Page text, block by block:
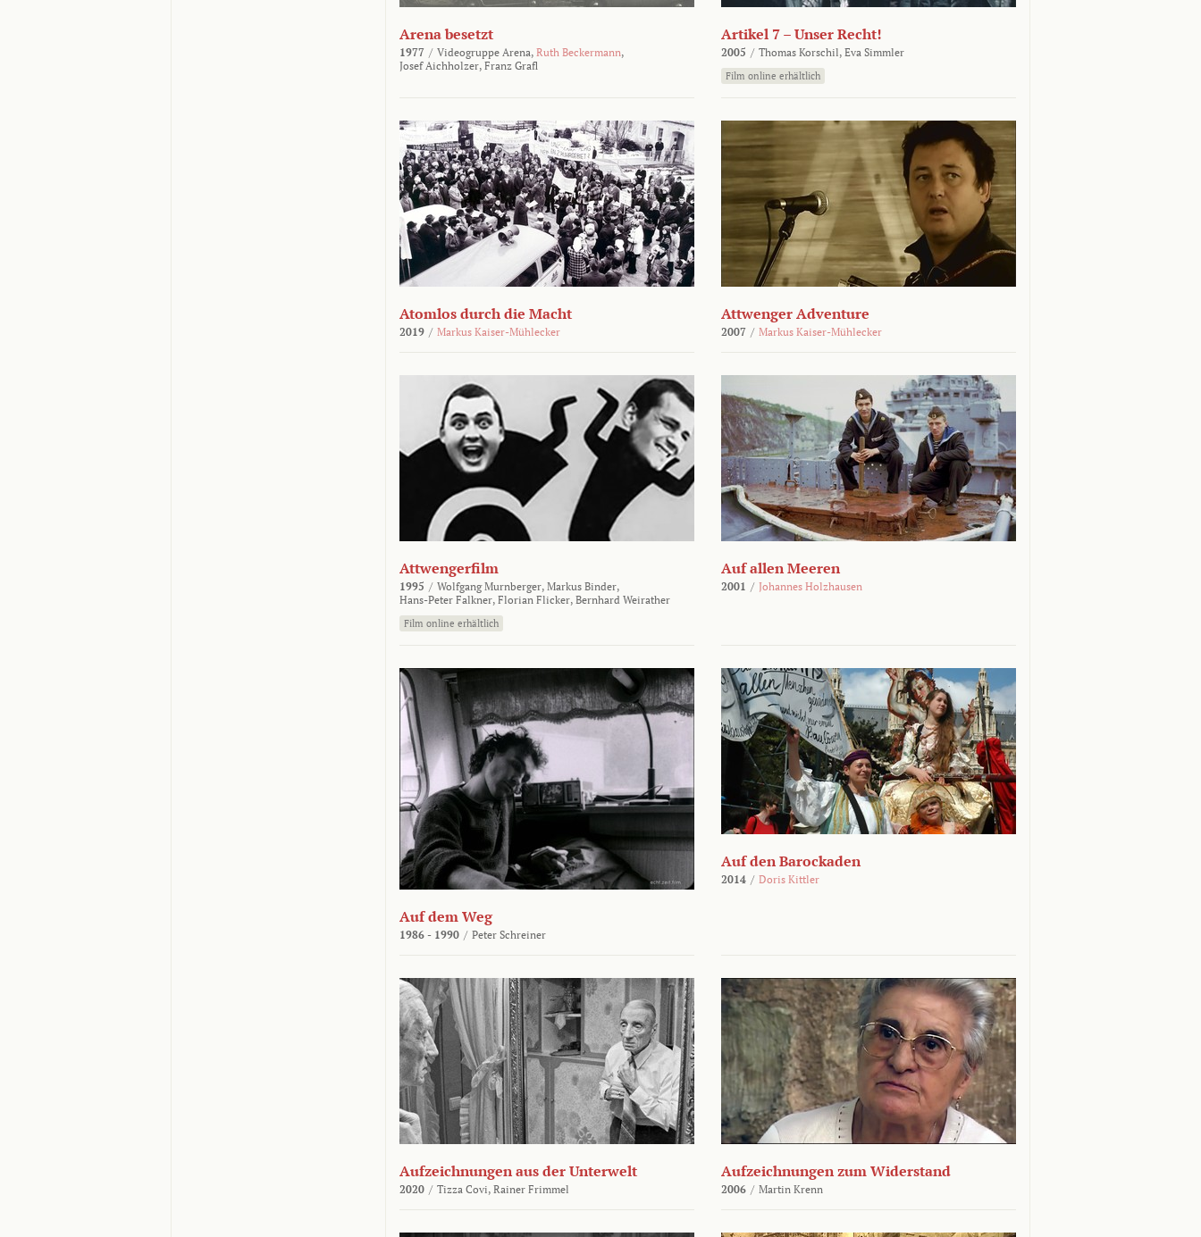
Arena besetzt
1977 / Videogruppe Arena, Ruth Beckermann,
Josef Aichholzer, Franz Grafl
Artikel 7 – Unser Recht!
2005 / Thomas Korschil, Eva Simmler
Film online erhältlich
Atomlos durch die Macht
2019 / Markus Kaiser-Mühlecker
Attwenger Adventure
2007 / Markus Kaiser-Mühlecker
Attwengerfilm
1995 / Wolfgang Murnberger, Markus Binder,
Hans-Peter Falkner, Florian Flicker, Bernhard Weirather
Film online erhältlich
Auf allen Meeren
2001 / Johannes Holzhausen
Auf dem Weg
1986 - 1990 / Peter Schreiner
Auf den Barockaden
2014 / Doris Kittler
Aufzeichnungen aus der Unterwelt
2020 / Tizza Covi, Rainer Frimmel
Aufzeichnungen zum Widerstand
2006 / Martin Krenn